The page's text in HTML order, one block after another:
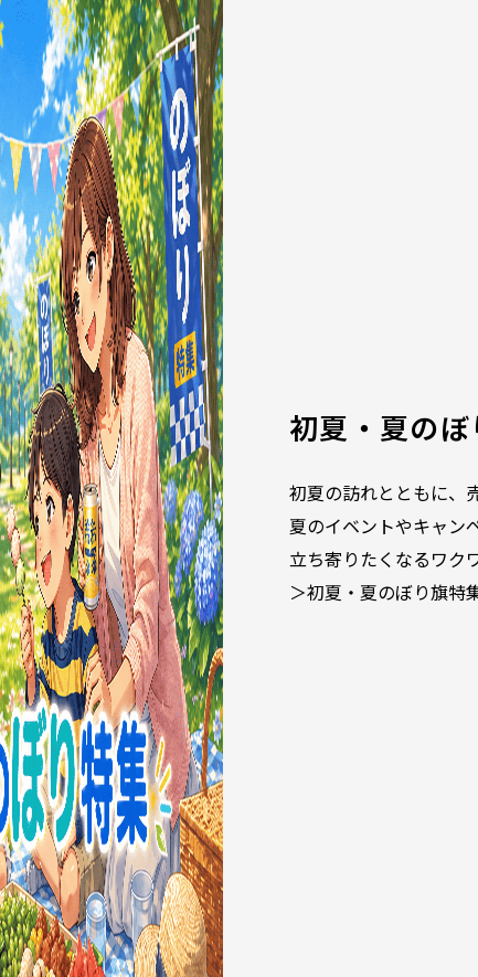
初夏・夏の
初夏の訪れとともに、
夏のイベントやキャン
立ち寄りたくなるワク
＞初夏・夏のぼり旗特